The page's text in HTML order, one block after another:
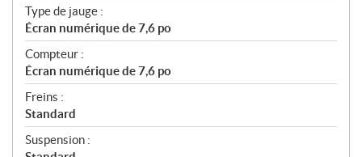
Type de jauge :
Écran numérique de 7,6 po
Compteur :
Écran numérique de 7,6 po
Freins :
Standard
Suspension :